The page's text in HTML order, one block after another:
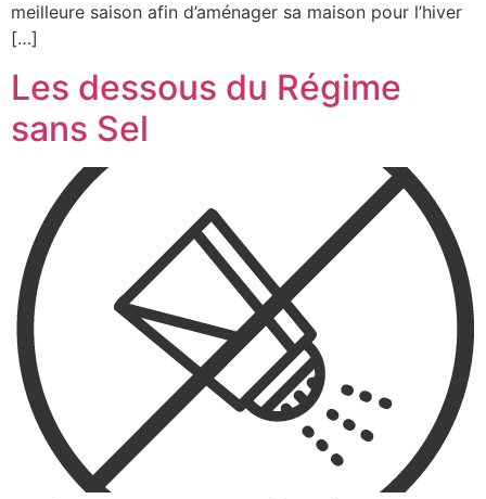
meilleure saison afin d’aménager sa maison pour l’hiver
[…]
Les dessous du Régime
sans Sel